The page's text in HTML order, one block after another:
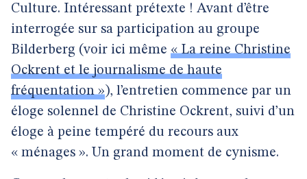
Culture. Intéressant prétexte ! Avant d’être
interrogée sur sa participation au groupe
Bilderberg (voir ici même « La reine Christine
Ockrent et le journalisme de haute
fréquentation »), l’entretien commence par un
éloge solennel de Christine Ockrent, suivi d’un
éloge à peine tempéré du recours aux
« ménages ». Un grand moment de cynisme.